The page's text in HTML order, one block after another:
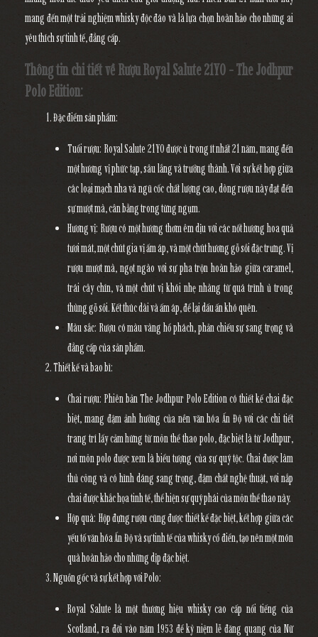
mang đến một trải nghiệm whisky độc đáo và là lựa chọn hoàn hảo cho những ai
yêu thích sự tinh tế, đẳng cấp.
Thông tin chi tiết về Rượu Royal Salute 21YO - The Jodhpur
Polo Edition:
Đặc điểm sản phẩm:
Tuổi rượu: Royal Salute 21YOđược ủ trong ít nhất 21 năm, mang đến
một hương vị phức tạp, sâu lắng và trưởng thành. Với sự kết hợp giữa
các loại mạch nha và ngũ cốc chất lượng cao, dòng rượu này đạt đến
sự mượt mà, cân bằng trong từng ngụm.
Hương vị: Rượu có một hương thơm êm dịu với các nốt hương hoa quả
tươi mát, một chút gia vị ấm áp, và một chút hương gỗ sồi đặc trưng. Vị
rượu mượt mà, ngọt ngào với sự pha trộn hoàn hảo giữa caramel,
trái cây chín, và một chút vị khói nhẹ nhàng từ quá trình ủ trong
thùng gỗ sồi. Kết thúc dài và ấm áp, để lại dấu ấn khó quên.
Màu sắc: Rượu có màu vàng hổ phách, phản chiếu sự sang trọng và
đẳng cấp của sản phẩm.
Thiết kế và bao bì:
Chai rượu: Phiên bảnThe Jodhpur Polo Edition có thiết kế chai đặc
biệt, mang đậm ảnh hưởng của nền văn hóa Ấn Độ với các chi tiết
trang trí lấy cảm hứng từ môn thể thao polo, đặc biệt là từJodhpur,
nơi môn polo được xem là biểu tượng của sự quý tộc. Chai được làm
thủ công và có hình dáng sang trọng, đậm chất nghệ thuật, với nắp
chai được khắc họa tinh tế, thể hiện sự quý phái của môn thể thao này.
Hộp quà: Hộp đựng rượu cũng được thiết kế đặc biệt, kết hợp giữa các
yếu tố văn hóa Ấn Độ và sự tinh tế của whisky cổ điển, tạo nên một món
quà hoàn hảo cho những dịp đặc biệt.
Nguồn gốc và sự kết hợp với Polo:
Royal Salute là một thương hiệu whisky cao cấp nổi tiếng của
Scotland, ra đời vào năm 1953 để kỷ niệm lễ đăng quang của Nữ